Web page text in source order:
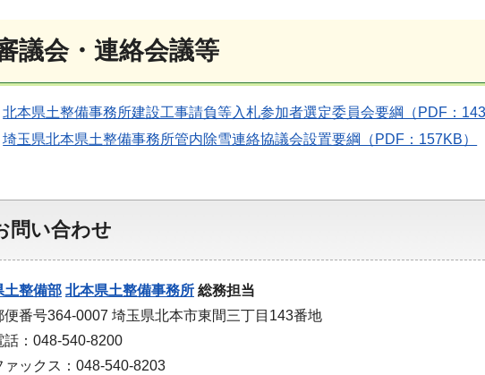
議会・連絡会議等
北本県土整備事務所建設工事請負等入札参加者選定委員会要綱（PDF：
埼玉県北本県土整備事務所管内除雪連絡協議会設置要綱（PDF：157KB）
問い合わせ
土整備部 北本県土整備事務所 総務担当
便番号364-0007 埼玉県北本市東間三丁目143番地
話：048-540-8200
ァックス：048-540-8203